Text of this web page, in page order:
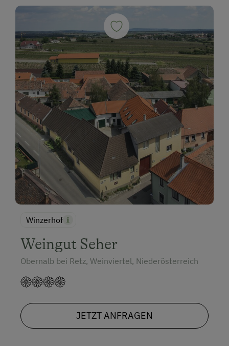
Winzerhof
Weingut Seher
Obernalb bei Retz, Weinviertel, Niederösterreich
JETZT ANFRAGEN